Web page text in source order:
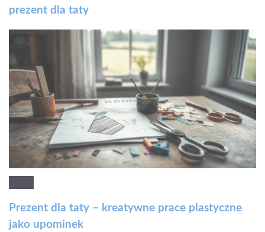
prezent dla taty
Prezent dla taty – kreatywne prace plastyczne
jako upominek